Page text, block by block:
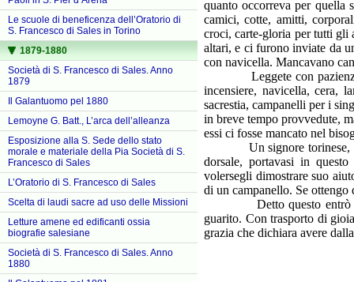
Le scuole di beneficenza dell’Oratorio di
S. Francesco di Sales in Torino
1879-1880
Società di S. Francesco di Sales. Anno
1879
Il Galantuomo pel 1880
Lemoyne G. Batt., L’arca dell’alleanza
Esposizione alla S. Sede dello stato
morale e materiale della Pia Società di S.
Francesco di Sales
L’Oratorio di S. Francesco di Sales
Scelta di laudi sacre ad uso delle Missioni
Letture amene ed edificanti ossia
biografie salesiane
Società di S. Francesco di Sales. Anno
1880
quanto occorreva per quella
camici, cotte, amitti,
croci, carte-gloria per tutti gli
altari, e ci furono inviate da
con navicella. Mancavano
Leggete con pazienza, o
incensiere, navicella, cera,
sacrestia, campanelli per i
in breve tempo provvedute,
essi ci fosse mancato nel
Un signore torinese,
dorsale, portavasi in
volersegli dimostrare suo
di un campanello. Se
Detto questo entrò in
guarito. Con trasporto di
grazia che dichiara avere